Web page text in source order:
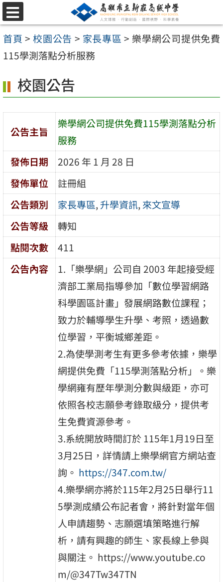
跳
至
主
要
容
區
選
單
首頁 > 校園公告 > 家長專區 > 樂學網公司提供免費
115學測落點分析服務
校園公告
公告主旨
樂學網公司提供免費115學測落點分析
服務
發佈日期
2026 年 1 月 28 日
發佈單位
註冊組
公告類別
家長專區,升學資訊,來文宣導
公告等級
轉知
點閱次數
411
公告內容
1.「樂學網」公司自 2003 年起接受經
濟部工業局指導參加「數位學習網路
科學園區計畫」發展網路數位課程；
致力於輔導學生升學、考照，透過數
位學習，平衡城鄉差距。
2.為使學測考生有更多參考依據，樂學
網提供免費「115學測落點分析」。樂
學網雍有歷年學測分數與級距，亦可
依照各校志願參考錄取級分，提供考
生免費資源參考。
3.系統開放時間訂於 115年1月19日至
3月25日，詳情請上樂學網官方網站查
詢。 https://347.com.tw/
4.樂學網亦將於115年2月25日舉行11
5學測成績公布記者會，將針對當年個
人申請趨勢、志願選填策略進行解
析，請有興趣的師生、家長線上參與
與關注。 https://www.youtube.co
m/@347Tw347TN